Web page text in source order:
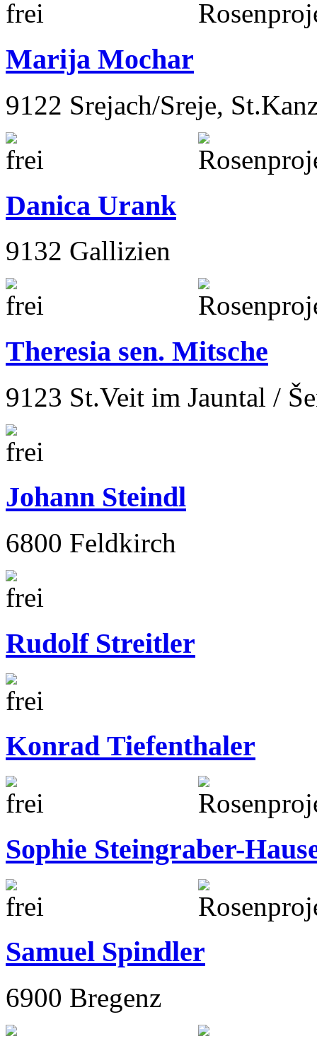
Marija Mochar
9122 Srejach/Sreje,
Danica Urank
9132 Gallizien
Theresia sen. Mitsche
9123 St.Veit im Jauntal /
Johann Steindl
6800 Feldkirch
Rudolf Streitler
Konrad Tiefenthaler
Sophie Steingraber-
Samuel Spindler
6900 Bregenz